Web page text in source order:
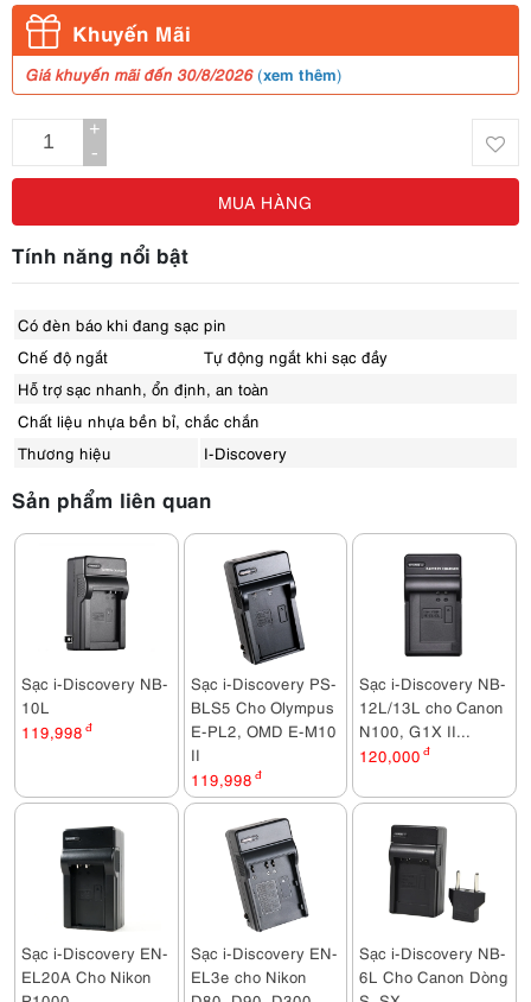
Khuyến Mãi
Giá khuyến mãi đến 30/8/2026 (xem thêm)
+
-
MUA HÀNG
Tính năng nổi bật
Có đèn báo khi đang sạc pin
Chế độ ngắt
Tự động ngắt khi sạc đầy
Hỗ trợ sạc nhanh, ổn định, an toàn
Chất liệu nhựa bền bỉ, chắc chắn
Thương hiệu
I-Discovery
Sản phẩm liên quan
Sạc i-Discovery NB-
10L
119,998 đ
Sạc i-Discovery PS-
BLS5 Cho Olympus
E-PL2, OMD E-M10
II
119,998 đ
Sạc i-Discovery NB-
12L/13L cho Canon
N100, G1X II...
120,000 đ
Sạc i-Discovery EN-
EL20A Cho Nikon
Sạc i-Discovery EN-
EL3e cho Nikon
Sạc i-Discovery NB-
6L Cho Canon Dòng